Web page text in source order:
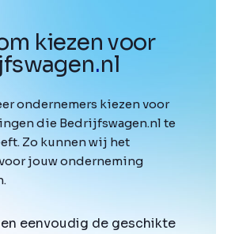
kiezen voor
.nl
ondernemers kiezen voor
die Bedrijfswagen.nl te
Zo kunnen wij het
jouw onderneming
eenvoudig de geschikte